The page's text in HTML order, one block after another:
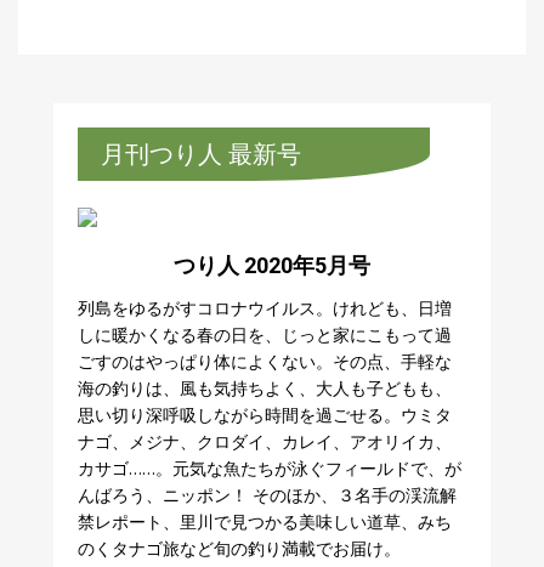
月刊つり人 最新号
つり人 2020年5月号
列島をゆるがすコロナウイルス。けれども、日増
しに暖かくなる春の日を、じっと家にこもって過
ごすのはやっぱり体によくない。その点、手軽な
海の釣りは、風も気持ちよく、大人も子どもも、
思い切り深呼吸しながら時間を過ごせる。ウミタ
ナゴ、メジナ、クロダイ、カレイ、アオリイカ、
カサゴ……。元気な魚たちが泳ぐフィールドで、が
んばろう、ニッポン！ そのほか、３名手の渓流解
禁レポート、里川で見つかる美味しい道草、みち
のくタナゴ旅など旬の釣り満載でお届け。